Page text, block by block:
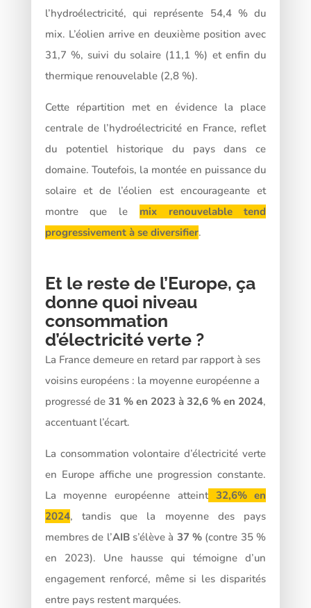
l’hydroélectricité, qui représente 54,4 % du
mix. L’éolien arrive en deuxième position avec
31,7 %, suivi du solaire (11,1 %) et enfin du
thermique renouvelable (2,8 %).
Cette répartition met en évidence la place
centrale de l’hydroélectricité en France, reflet
du potentiel historique du pays dans ce
domaine. Toutefois, la montée en puissance du
solaire et de l’éolien est encourageante et
montre que le mix renouvelable tend
progressivement à se diversifier.
Et le reste de l’Europe, ça
donne quoi niveau
consommation
d’électricité verte ?
La France demeure en retard par rapport à ses
voisins européens : la moyenne européenne a
progressé de 31 % en 2023 à 32,6 % en 2024,
accentuant l’écart.
La consommation volontaire d’électricité verte
en Europe affiche une progression constante.
La moyenne européenne atteint32,6% en
2024, tandis que la moyenne des pays
membres de l’AIBs’élève à 37 % (contre 35 %
en 2023). Une hausse qui témoigne d’un
engagement renforcé, même si les disparités
entre pays restent marquées.